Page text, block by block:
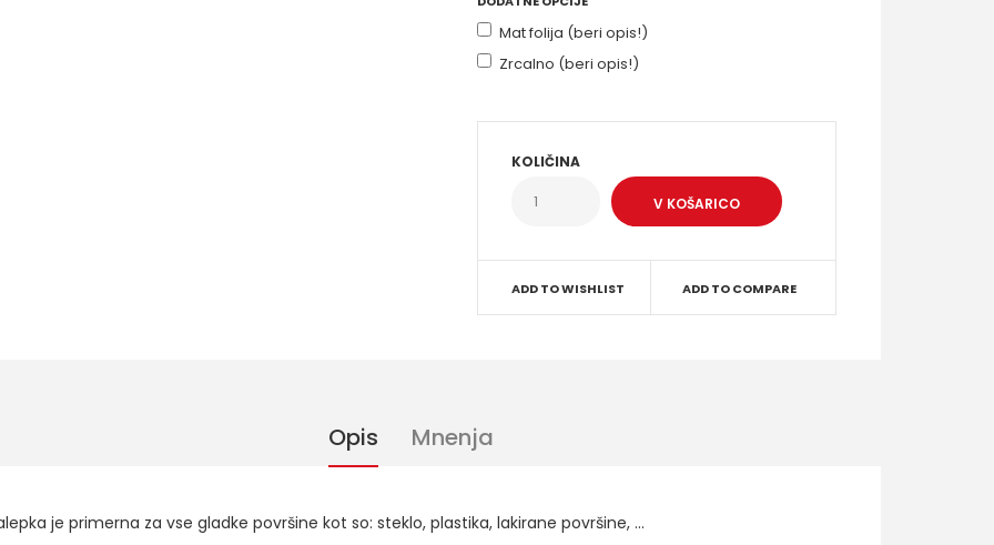
Mat folija (beri opis!)
Zrcalno (beri opis!)
KOLIČINA
ADD TO WISHLIST ADD TO COMPARE
Opis Mnenja
je primerna za vse gladke površine kot so: steklo, plastika, lakirane površine, ...